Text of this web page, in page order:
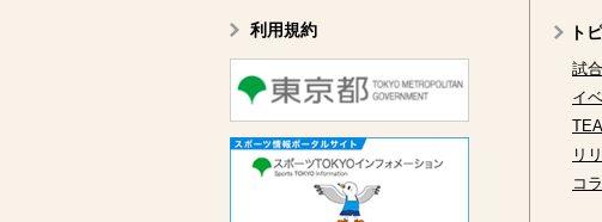
利用規約 ト
試
イ
リ
コ